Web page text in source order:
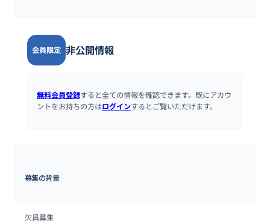
会員限定 非公開情報
無料会員登録すると全ての情報を確認できます。既にアカウ
ントをお持ちの方はログインするとご覧いただけます。
募集の背景
欠員募集